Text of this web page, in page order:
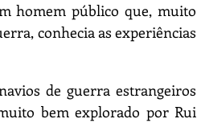
homem público que, muito
conhecia as experiências
de guerra estrangeiros
bem explorado por Rui